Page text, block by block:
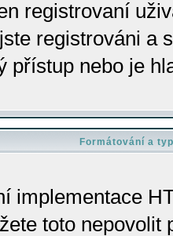
registrovaní
registrováni a
přístup nebo je
Formátování a
implementace
toto